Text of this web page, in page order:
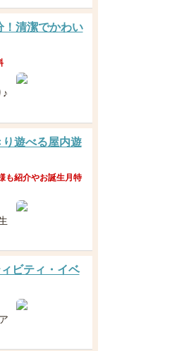
！清潔でかわい
遊べる屋内遊
も紹介やお誕生月特
ビティ・イベ